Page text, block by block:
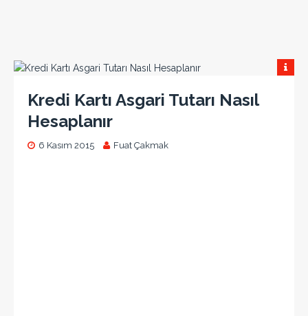
Kredi Kartı Asgari Tutarı Nasıl
Hesaplanır
6 Kasım 2015 Fuat Çakmak